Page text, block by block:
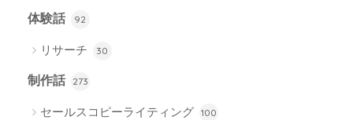
体験話 92
リサーチ 30
制作話 273
セールスコピーライティング 100